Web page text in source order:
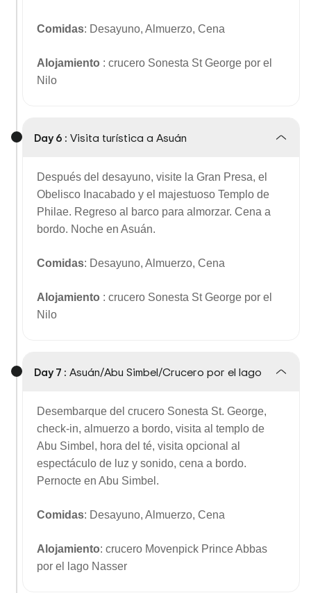
Comidas: Desayuno, Almuerzo, Cena
Alojamiento : crucero Sonesta St George por el
Nilo
Day 6 : Visita turística a Asuán
Después del desayuno, visite la Gran Presa, el
Obelisco Inacabado y el majestuoso Templo de
Philae. Regreso al barco para almorzar. Cena a
bordo. Noche en Asuán.
Comidas: Desayuno, Almuerzo, Cena
Alojamiento : crucero Sonesta St George por el
Nilo
Day 7 : Asuán/Abu Simbel/Crucero por el lago
Desembarque del crucero Sonesta St. George,
check-in, almuerzo a bordo, visita al templo de
Abu Simbel, hora del té, visita opcional al
espectáculo de luz y sonido, cena a bordo.
Pernocte en Abu Simbel.
Comidas: Desayuno, Almuerzo, Cena
Alojamiento: crucero Movenpick Prince Abbas
por el lago Nasser